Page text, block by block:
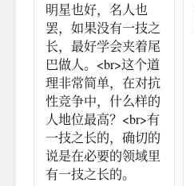
明星也好，名人也
罢，如果没有一技之
长，最好学会夹着尾
巴做人。<br>这个道
理非常简单，在对抗
性竞争中，什么样的
人地位最高？<br>有
一技之长的，确切的
说是在必要的领域里
有一技之长的。